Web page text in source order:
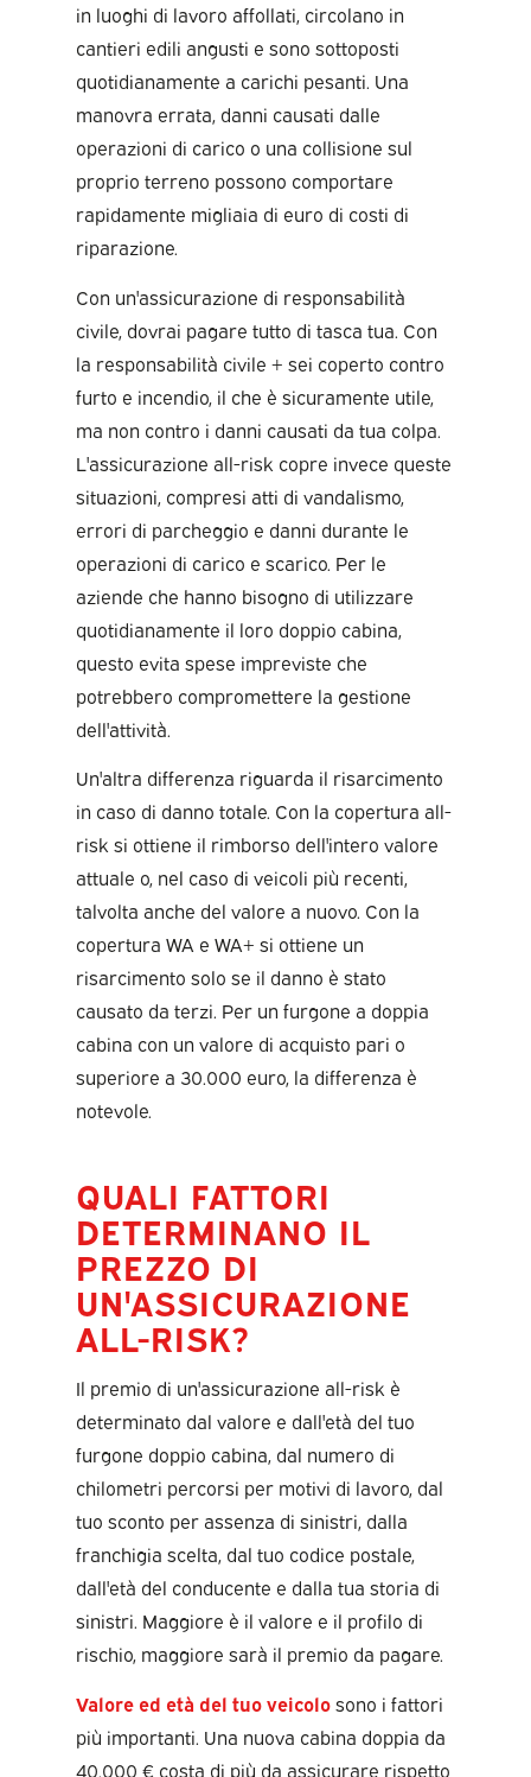
in luoghi di lavoro affollati, circolano in
cantieri edili angusti e sono sottoposti
quotidianamente a carichi pesanti. Una
manovra errata, danni causati dalle
operazioni di carico o una collisione sul
proprio terreno possono comportare
rapidamente migliaia di euro di costi di
riparazione.
Con un'assicurazione di responsabilità
civile, dovrai pagare tutto di tasca tua. Con
la responsabilità civile + sei coperto contro
furto e incendio, il che è sicuramente utile,
ma non contro i danni causati da tua colpa.
L'assicurazione all-risk copre invece queste
situazioni, compresi atti di vandalismo,
errori di parcheggio e danni durante le
operazioni di carico e scarico. Per le
aziende che hanno bisogno di utilizzare
quotidianamente il loro doppio cabina,
questo evita spese impreviste che
potrebbero compromettere la gestione
dell'attività.
Un'altra differenza riguarda il risarcimento
in caso di danno totale. Con la copertura all-
risk si ottiene il rimborso dell'intero valore
attuale o, nel caso di veicoli più recenti,
talvolta anche del valore a nuovo. Con la
copertura WA e WA+ si ottiene un
risarcimento solo se il danno è stato
causato da terzi. Per un furgone a doppia
cabina con un valore di acquisto pari o
superiore a 30.000 euro, la differenza è
notevole.
QUALI FATTORI
DETERMINANO IL
PREZZO DI
UN'ASSICURAZIONE
ALL-RISK?
Il premio di un'assicurazione all-risk è
determinato dal valore e dall'età del tuo
furgone doppio cabina, dal numero di
chilometri percorsi per motivi di lavoro, dal
tuo sconto per assenza di sinistri, dalla
franchigia scelta, dal tuo codice postale,
dall'età del conducente e dalla tua storia di
sinistri. Maggiore è il valore e il profilo di
rischio, maggiore sarà il premio da pagare.
Valore ed età del tuo veicolosono i fattori
più importanti. Una nuova cabina doppia da
40.000 € costa di più da assicurare rispetto